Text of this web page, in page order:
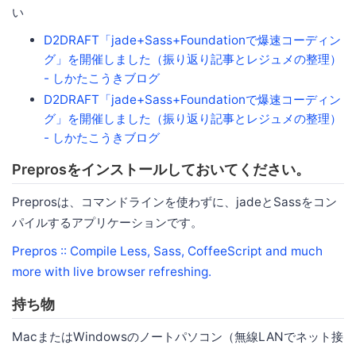
い
D2DRAFT「jade+Sass+Foundationで爆速コーディン
グ」を開催しました（振り返り記事とレジュメの整理）
- しかたこうきブログ
D2DRAFT「jade+Sass+Foundationで爆速コーディン
グ」を開催しました（振り返り記事とレジュメの整理）
- しかたこうきブログ
Preprosをインストールしておいてください。
Preprosは、コマンドラインを使わずに、jadeとSassをコン
パイルするアプリケーションです。
Prepros :: Compile Less, Sass, CoffeeScript and much
more with live browser refreshing.
持ち物
MacまたはWindowsのノートパソコン（無線LANでネット接